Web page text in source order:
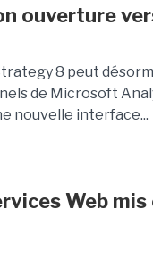
ouverture
8 peut
de Microsoft
nouvelle interface...
Web mis